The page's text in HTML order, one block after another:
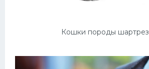
Кошки породы шартрез